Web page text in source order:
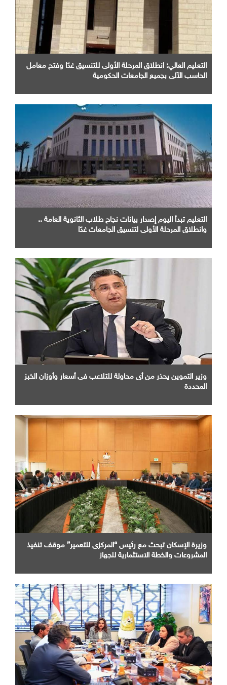
التعليم العالي: انطلاق المرحلة الأولى للتنسيق غدًا وفتح معامل
الحاسب الآلي بجميع الجامعات الحكومية
التعليم تبدأ اليوم إصدار بيانات نجاح طلاب الثانوية العامة ..
وانطلاق المرحلة الأولى لتنسيق الجامعات غدًا
وزير التموين يحذر من أى محاولة للتلاعب فى أسعار وأوزان الخبز
المحددة
وزيرة الإسكان تبحث مع رئيس “المركزى للتعمير” موقف تنفيذ
المشروعات والخطة الاستثمارية للجهاز